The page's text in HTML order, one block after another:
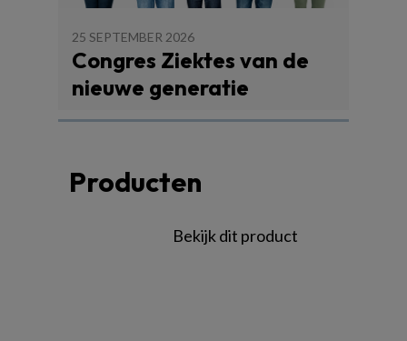
25 SEPTEMBER 2026
Congres Ziektes van de
nieuwe generatie
Producten
Bekijk dit product